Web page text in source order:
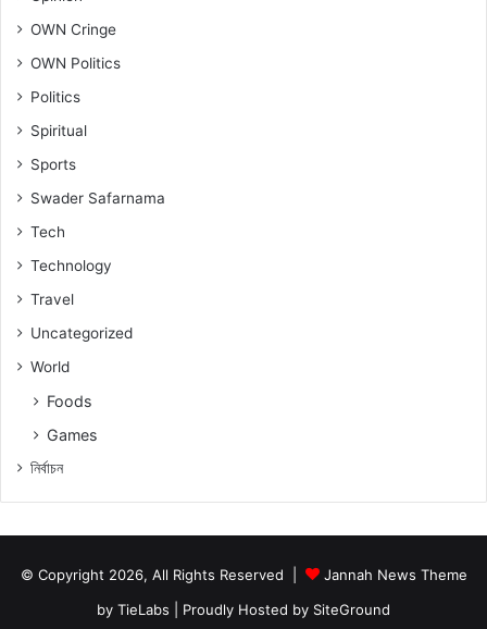
OWN Cringe
OWN Politics
Politics
Spiritual
Sports
Swader Safarnama
Tech
Technology
Travel
Uncategorized
World
Foods
Games
নিৰ্বাচন
© Copyright 2026, All Rights Reserved |
Jannah News Theme
by TieLabs | Proudly Hosted by SiteGround